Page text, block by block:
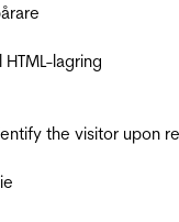
HTML-lagring
the visitor upon